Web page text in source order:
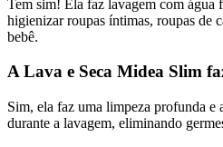
Tem sim! Ela faz lavagem com água
higienizar roupas íntimas, roupas de
bebê.
A Lava e Seca Midea Slim
Sim, ela faz uma limpeza profunda e
durante a lavagem, eliminando